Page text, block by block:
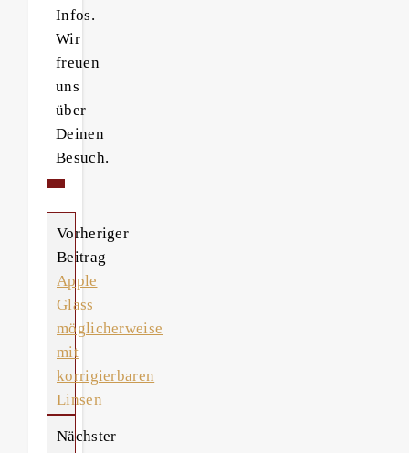
Infos.
Wir
freuen
uns
über
Deinen
Besuch.
Vorheriger
Beitrag
Apple
Glass
möglicherweise
mit
korrigierbaren
Linsen
Nächster